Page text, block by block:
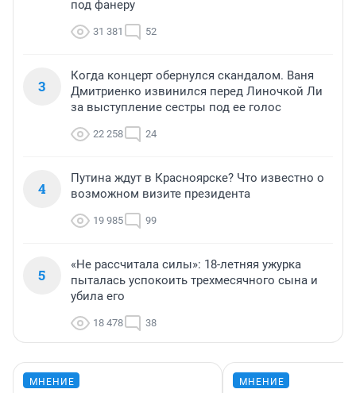
под фанеру
31 381 52
3
Когда концерт обернулся скандалом. Ваня
Дмитриенко извинился перед Линочкой Ли
за выступление сестры под ее голос
22 258 24
4
Путина ждут в Красноярске? Что известно о
возможном визите президента
19 985 99
5
«Не рассчитала силы»: 18-летняя ужурка
пыталась успокоить трехмесячного сына и
убила его
18 478 38
МНЕНИЕ МНЕНИЕ